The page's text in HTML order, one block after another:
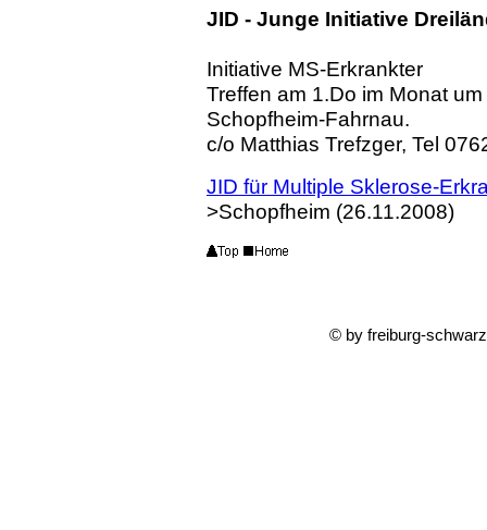
JID - Junge Initiative
Initiative MS-Erkrankter
Treffen am 1.Do im Monat
Schopfheim-Fahrnau.
c/o Matthias Trefzger, Tel
JID für Multiple Sklerose-
>Schopfheim (26.11.2008)
© by freiburg-